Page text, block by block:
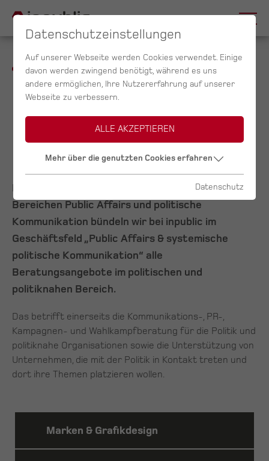
Beratung &
Public Affairs
Mit mehr als zwei Jahrzehnten Erfahrung in den
Bereichen Public Affairs und politische
Kommunikation bündeln wir bei inpublic im
Geschäftsfeld „Public Affairs & systemische
politische Kommunikation“ alle
Beratungsangebote im politischen und
politiknahen Bereich.
Das betrifft einerseits die Kommunikations-, PR-,
Kampagnen- und Wahlkampfberatung für die Politik und
politiknahe Organisationen sowie die Unterstützung von
Unternehmen, die mit der Politik in Kontakt treten und
dort ihre Themen platzieren wollen.
Marken & Grafikdesign
Datenschutzeinstellungen
Auf unserer Webseite werden Cookies verwendet. Einige
davon werden zwingend benötigt, während es uns
andere ermöglichen, Ihre Nutzererfahrung auf unserer
Webseite zu verbessern.
ALLE AKZEPTIEREN
Mehr über die genutzten Cookies erfahren
Datenschutz